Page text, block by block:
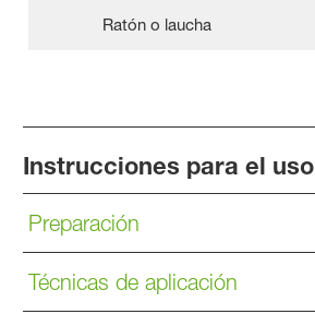
Ratón o laucha
Instrucciones para el uso
Preparación
Técnicas de aplicación